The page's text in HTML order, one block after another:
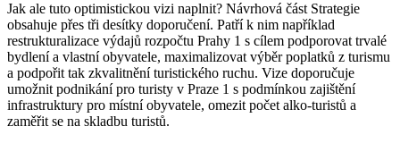
Jak ale tuto optimistickou vizi naplnit? Návrhová část Strategie
obsahuje přes tři desítky doporučení. Patří k nim například
restrukturalizace výdajů rozpočtu Prahy 1 s cílem podporovat trvalé
bydlení a vlastní obyvatele, maximalizovat výběr poplatků z turismu
a podpořit tak zkvalitnění turistického ruchu. Vize doporučuje
umožnit podnikání pro turisty v Praze 1 s podmínkou zajištění
infrastruktury pro místní obyvatele, omezit počet alko-turistů a
zaměřit se na skladbu turistů.